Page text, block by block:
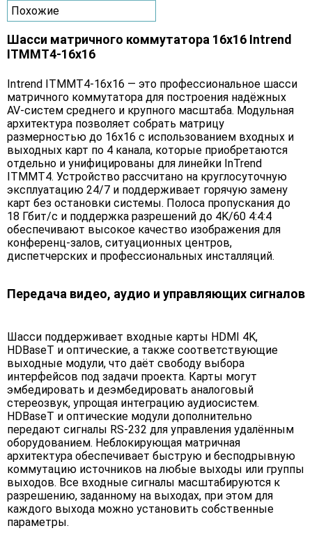
Похожие
Шасси матричного коммутатора 16x16 Intrend
ITMMT4-16x16
Intrend ITMMT4-16x16 — это профессиональное шасси
матричного коммутатора для построения надёжных
AV-систем среднего и крупного масштаба. Модульная
архитектура позволяет собрать матрицу
размерностью до 16x16 с использованием входных и
выходных карт по 4 канала, которые приобретаются
отдельно и унифицированы для линейки InTrend
ITMMT4. Устройство рассчитано на круглосуточную
эксплуатацию 24/7 и поддерживает горячую замену
карт без остановки системы. Полоса пропускания до
18 Гбит/с и поддержка разрешений до 4K/60 4:4:4
обеспечивают высокое качество изображения для
конференц-залов, ситуационных центров,
диспетчерских и профессиональных инсталляций.
Передача видео, аудио и управляющих сигналов
Шасси поддерживает входные карты HDMI 4K,
HDBaseT и оптические, а также соответствующие
выходные модули, что даёт свободу выбора
интерфейсов под задачи проекта. Карты могут
эмбедировать и деэмбедировать аналоговый
стереозвук, упрощая интеграцию аудиосистем.
HDBaseT и оптические модули дополнительно
передают сигналы RS-232 для управления удалённым
оборудованием. Неблокирующая матричная
архитектура обеспечивает быструю и бесподрывную
коммутацию источников на любые выходы или группы
выходов. Все входные сигналы масштабируются к
разрешению, заданному на выходах, при этом для
каждого выхода можно установить собственные
параметры.